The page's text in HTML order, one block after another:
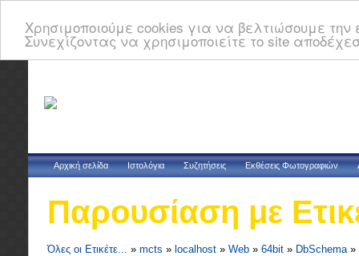
Χρησιμοποιούμε cookies για να βελτιώσουμε
Συνεχίζοντας να χρησιμοποιείτε το site
Αρχική σελίδα Ιστολόγια Συζητήσεις Εκθέσεις Φωτογραφιών
Παρουσίαση με
Όλες οι Ετικέτε... » mcts » localhost » Web » 64bit » DbSchema»